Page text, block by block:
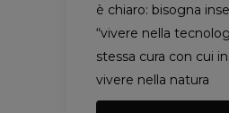
è chiaro: bisogna
“vivere nella
stessa cura con cui
vivere nella natura